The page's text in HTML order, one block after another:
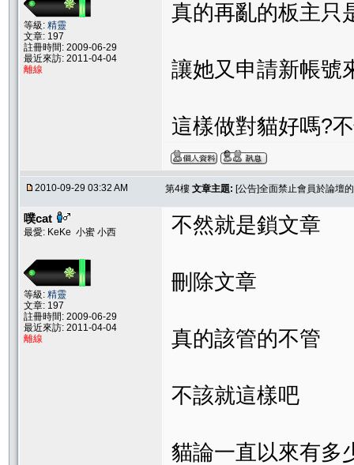
等級: 精靈
文章: 197
註冊時間: 2009-06-29
最近來訪: 2011-04-04
離線
真的再亂的板主只
讓她又申請新帳號
這樣做對貓好嗎?
2010-09-29 03:32 AM 第4樓 文章主題: [公告]全面禁止會員於論壇
噗cat
最愛: KeKe 小蜜 小西
等級: 精靈
文章: 197
註冊時間: 2009-06-29
最近來訪: 2011-04-04
離線
不然就是鎖文章
刪除文章
真的該管的不管
不該就這樣吧
貓論一直以來有多